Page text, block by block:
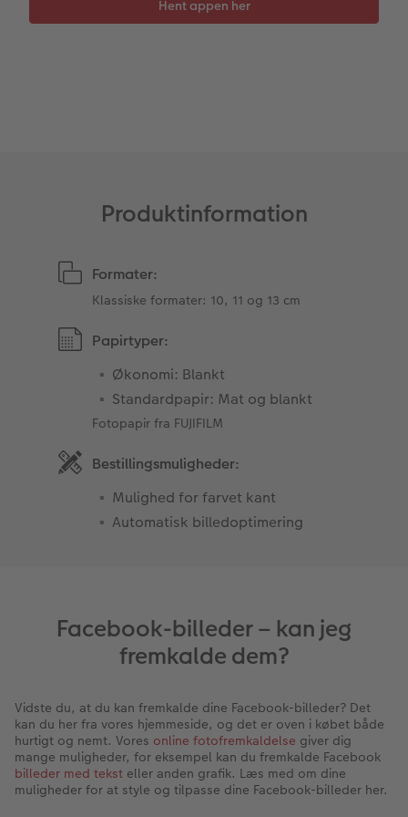
Inspiration
Gratis fotolagring
Tilbehør
Produktinformation
Formater:
Klassiske formater: 10, 11 og 13 cm
Papirtyper:
Økonomi: Blankt
Standardpapir: Mat og blankt
Fotopapir fra FUJIFILM
Bestillingsmuligheder:
Mulighed for farvet kant
Automatisk billedoptimering
Facebook-billeder – kan jeg
fremkalde dem?
Vidste du, at du kan fremkalde dine Facebook-billeder? Det
kan du her fra vores hjemmeside, og det er oven i købet både
hurtigt og nemt. Vores online fotofremkaldelse giver dig
mange muligheder, for eksempel kan du fremkalde Facebook
billeder med tekst eller anden grafik. Læs med om dine
muligheder for at style og tilpasse dine Facebook-billeder her.